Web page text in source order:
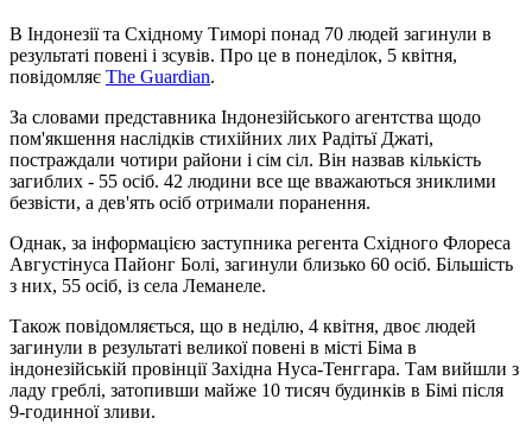
В Індонезії та Східному Тиморі понад 70 людей загинули в
результаті повені і зсувів. Про це в понеділок, 5 квітня,
повідомляє The Guardian.
За словами представника Індонезійського агентства щодо
пом'якшення наслідків стихійних лих Радітьї Джаті,
постраждали чотири райони і сім сіл. Він назвав кількість
загиблих - 55 осіб. 42 людини все ще вважаються зниклими
безвісти, а дев'ять осіб отримали поранення.
Однак, за інформацією заступника регента Східного Флореса
Августінуса Пайонг Болі, загинули близько 60 осіб. Більшість
з них, 55 осіб, із села Леманеле.
Також повідомляється, що в неділю, 4 квітня, двоє людей
загинули в результаті великої повені в місті Біма в
індонезійській провінції Західна Нуса-Тенггара. Там вийшли з
ладу греблі, затопивши майже 10 тисяч будинків в Бімі після
9-годинної зливи.